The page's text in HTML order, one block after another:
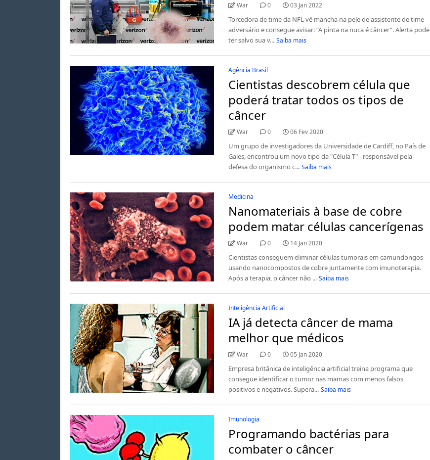
War 0 03 Jan 2022
Torcedora de time da NFL vê mancha na pele de assistente de time
adversário e consegue avisar: “A pinta na nuca é câncer”. Alerta pode
ter salvo sua v... Saiba mais
Agência Brasil
Cientistas descobrem célula que
poderá tratar todos os tipos de
câncer
War 0 06 Fev 2020
Um grupo de investigadores da Universidade de Cardiff, no País de
Gales, encontrou um novo tipo da "Célula T" - responsável pela
defesa do organismo c... Saiba mais
Medicina
Nanomateriais à base de cobre
podem matar células cancerígenas
War 0 14 Jan 2020
Cientistas conseguem eliminar células tumorais em camundongos
usando nanocompostos de cobre juntamente com imunoterapia.
Após a terapia, o câncer não ... Saiba mais
Inteligência Artificial
IA já detecta câncer de mama
melhor que médicos
War 0 05 Jan 2020
Empresa britânica de inteligência artificial treina programa que
consegue identificar o tumor nas mamas com menos falsos
positivos e negativos. Supera... Saiba mais
Imunologia
Programando bactérias para
combater o câncer